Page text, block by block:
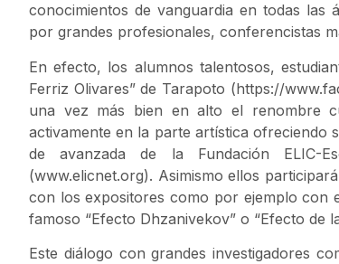
conocimientos de vanguardia en todas las
por grandes profesionales, conferencistas
En efecto, los alumnos talentosos,
Ferriz Olivares” de Tarapoto (https://
una vez más bien en alto el renombre
activamente en la parte artística ofreciendo
de avanzada de la Fundación ELIC-
(www.elicnet.org). Asimismo ellos
con los expositores como por ejemplo con
famoso “Efecto Dhzanivekov” o “Efecto de
Este diálogo con grandes investigadores